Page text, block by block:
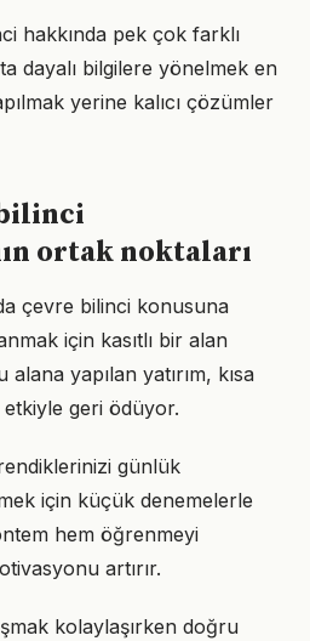
hakkında pek çok farklı
dayalı bilgilere yönelmek en
yerine kalıcı çözümler
ortak noktaları
çevre bilinci konusuna
için kasıtlı bir alan
yapılan yatırım, kısa
geri ödüyor.
günlük
için küçük denemelerle
hem öğrenmeyi
artırır.
kolaylaşırken doğru